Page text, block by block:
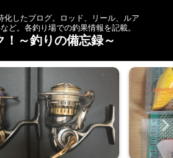
化したブログ。ロッド、リール、ルア
ど。各釣り場での釣果情報を記載。
！～釣りの備忘録～